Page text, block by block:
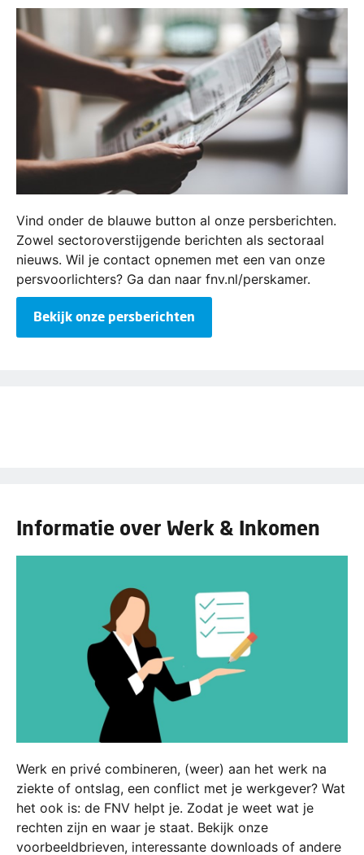
Vind onder de blauwe button al onze persberichten.
Zowel sectoroverstijgende berichten als sectoraal
nieuws. Wil je contact opnemen met een van onze
persvoorlichters? Ga dan naar fnv.nl/perskamer.
Bekijk onze persberichten
Informatie over Werk & Inkomen
Werk en privé combineren, (weer) aan het werk na
ziekte of ontslag, een conflict met je werkgever? Wat
het ook is: de FNV helpt je. Zodat je weet wat je
rechten zijn en waar je staat. Bekijk onze
voorbeeldbrieven, interessante downloads of andere